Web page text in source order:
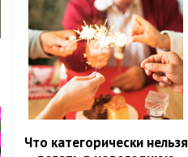
Что категорически нельзя